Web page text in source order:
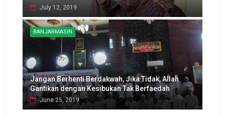
July 12, 2019
BANJARMASIN
Jangan Berhenti Berdakwah, Jika Tidak, Allah
Gantikan dengan Kesibukan Tak Berfaedah
June 25, 2019